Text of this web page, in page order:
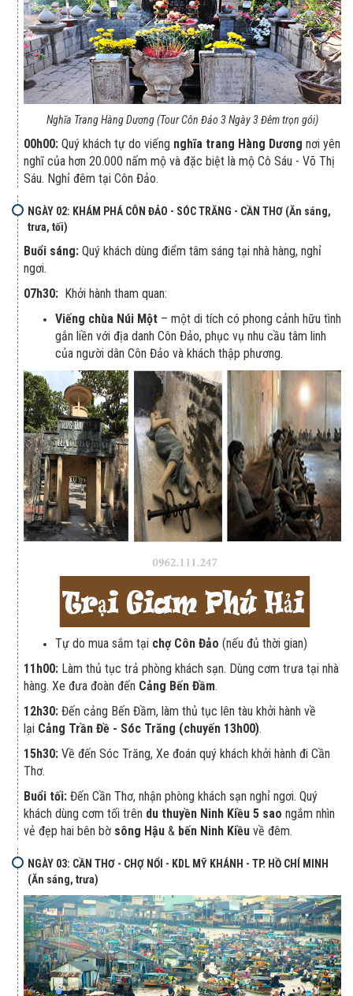
Nghĩa Trang Hàng Dương (Tour Côn Đảo 3 Ngày 3 Đêm trọn gói)
00h00: Quý khách tự do viếng nghĩa trang Hàng Dương nơi yên
nghĩ của hơn 20.000 nấm mộ và đặc biệt là mộ Cô Sáu - Võ Thị
Sáu. Nghỉ đêm tại Côn Đảo.
NGÀY 02: KHÁM PHÁ CÔN ĐẢO - SÓC TRĂNG - CẦN THƠ (Ăn sáng,
trưa, tối)
Buổi sáng: Quý khách dùng điểm tâm sáng tại nhà hàng, nghỉ
ngơi.
07h30: Khởi hành tham quan:
Viếng chùa Núi Một – một di tích có phong cảnh hữu tình
gắn liền với địa danh Côn Đảo, phục vụ nhu cầu tâm linh
của người dân Côn Đảo và khách thập phương.​
Tự do mua sắm tại chợ Côn Đảo (nếu đủ thời gian)
11h00: Làm thủ tục trả phòng khách sạn. Dùng cơm trưa tại nhà
hàng. Xe đưa đoàn đến Cảng Bến Đầm.
12h30: Đến cảng Bến Đầm, làm thủ tục lên tàu khởi hành về
lại Cảng Trần Đề - Sóc Trăng (chuyến 13h00).
15h30: Về đến Sóc Trăng, Xe đoán quý khách khởi hành đi Cần
Thơ.
Buổi tối: Đến Cần Thơ, nhận phòng khách sạn nghỉ ngơi. Quý
khách dùng cơm tối trên du thuyền Ninh Kiều 5 sao ngắm nhìn
vẻ đẹp hai bên bờ sông Hậu & bến Ninh Kiều về đêm.
NGÀY 03: CẦN THƠ - CHỢ NỔI - KDL MỸ KHÁNH - TP. HỒ CHÍ MINH
(Ăn sáng, trưa)